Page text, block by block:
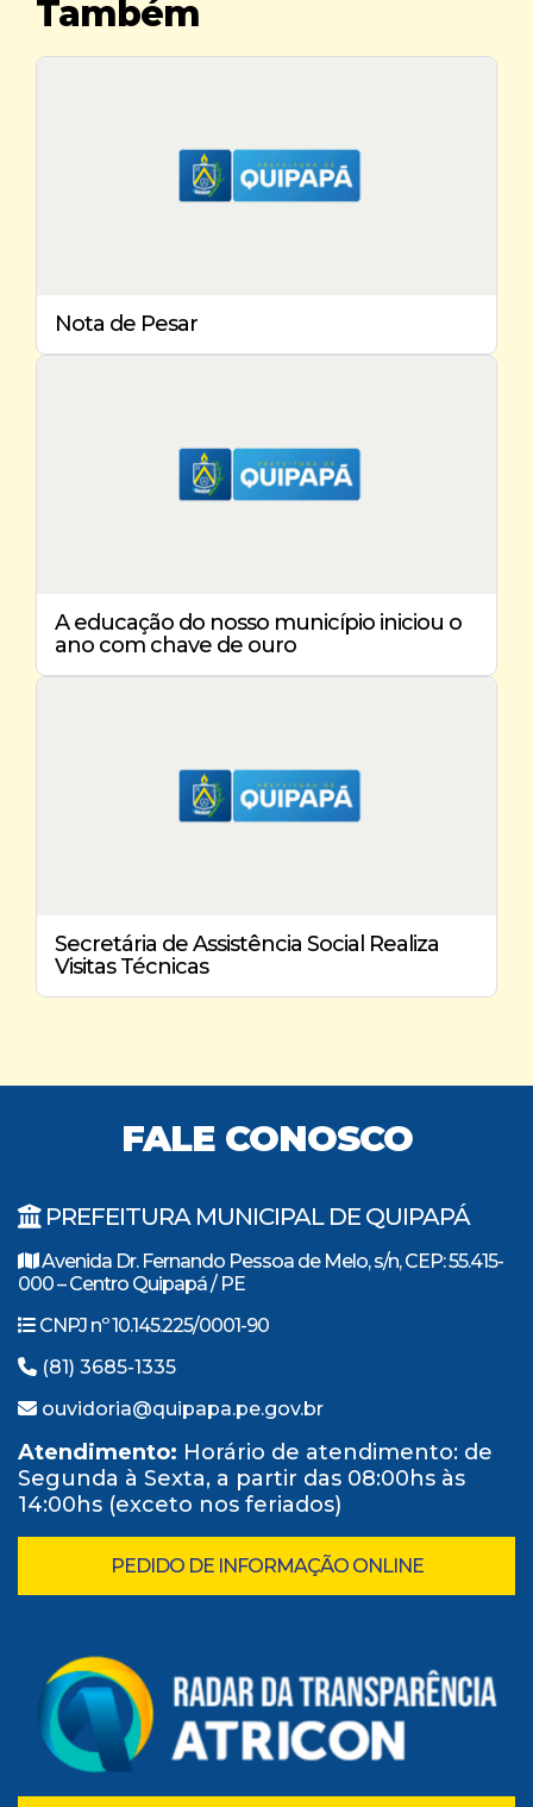
Também
Nota de Pesar
A educação do nosso município iniciou o
ano com chave de ouro
Secretária de Assistência Social Realiza
Visitas Técnicas
FALE CONOSCO
PREFEITURA MUNICIPAL DE QUIPAPÁ
Avenida Dr. Fernando Pessoa de Melo, s/n, CEP: 55.415-
000 – Centro Quipapá / PE
CNPJ nº 10.145.225/0001-90
(81) 3685-1335
ouvidoria@quipapa.pe.gov.br
Atendimento: Horário de atendimento: de
Segunda à Sexta, a partir das 08:00hs às
14:00hs (exceto nos feriados)
PEDIDO DE INFORMAÇÃO ONLINE